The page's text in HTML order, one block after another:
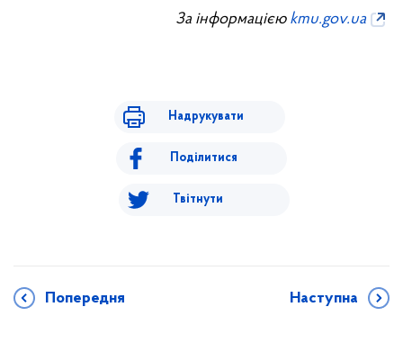
За інформацією kmu.gov.ua
Надрукувати
Поділитися
Твітнути
Попередня Наступна